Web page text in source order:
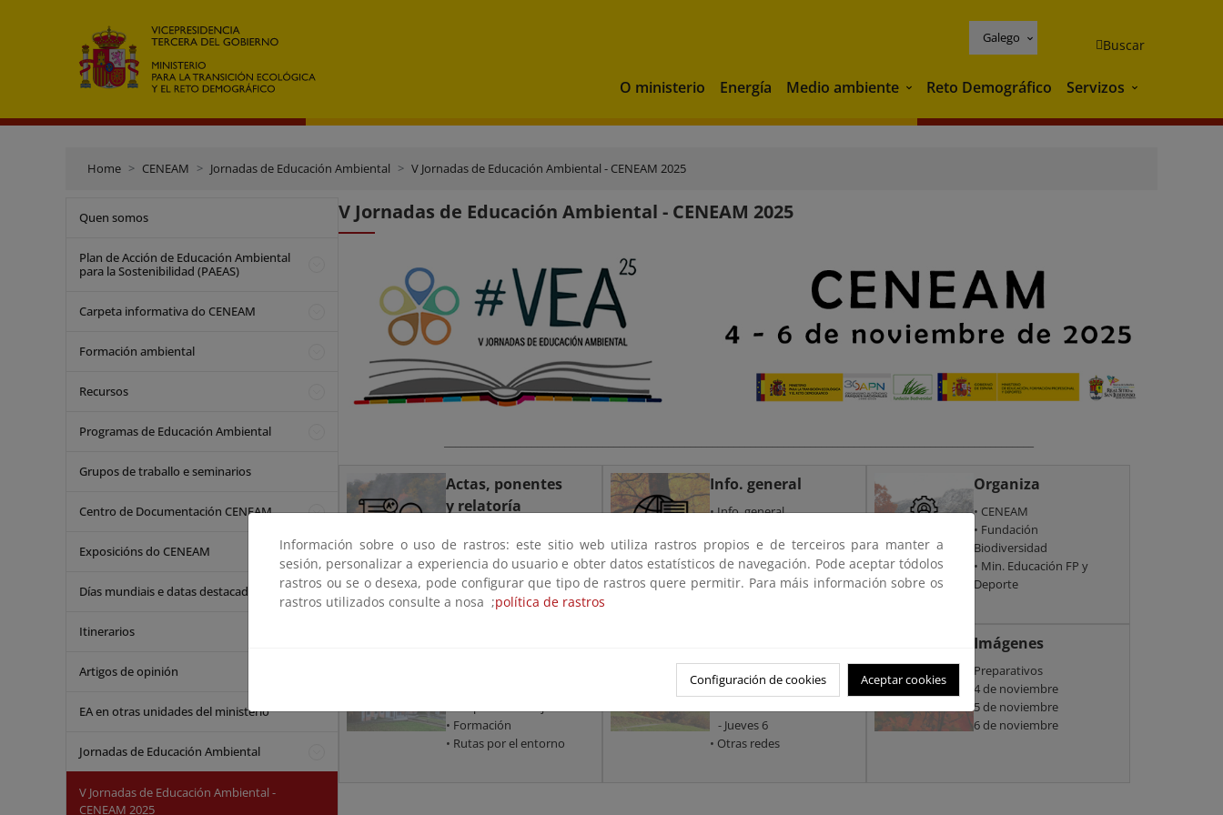
Galego Buscar
O ministerio Energía Medio ambiente Medio ambiente
Reto Demográfico Servizos Servizos
Home CENEAM Jornadas de Educación Ambiental V Jornadas de Educación Ambiental - CENEAM 2025
Quen somos
Plan de Acción de Educación Ambiental
para la Sostenibilidad (PAEAS)
Carpeta informativa do CENEAM
Formación ambiental
Recursos
Programas de Educación Ambiental
Grupos de traballo e seminarios
Centro de Documentación CENEAM
Exposicións do CENEAM
Días mundiais e datas destacadas
Itinerarios
Artigos de opinión
EA en otras unidades del ministerio
Jornadas de Educación Ambiental
V Jornadas de Educación Ambiental -
CENEAM 2025
V Jornadas de Educación Ambiental - CENEAM 2025
Actas, ponentes
y relatoría
•Ponentes
• Dinamización y
Relatoría
Info. general
•Info. general
•Sobre el Programa
• Accesos y
restauración
Organiza
• CENEAM
• Fundación
Biodiversidad
• Min. Educación FP y
Deporte
• Formación
• Rutas por el entorno
-Martes 4
- Jueves 6
• Otras redes
Imágenes
Preparativos
4 de noviembre
5 de noviembre
6 de noviembre
Información sobre o uso de rastros: este sitio web utiliza rastros propios e de terceiros para manter a
sesión, personalizar a experiencia do usuario e obter datos estatísticos de navegación. Pode aceptar tódolos
rastros ou se o desexa, pode configurar que tipo de rastros quere permitir. Para máis información sobre os
rastros utilizados consulte a nosa ;política de rastros
Configuración de cookies Aceptar cookies